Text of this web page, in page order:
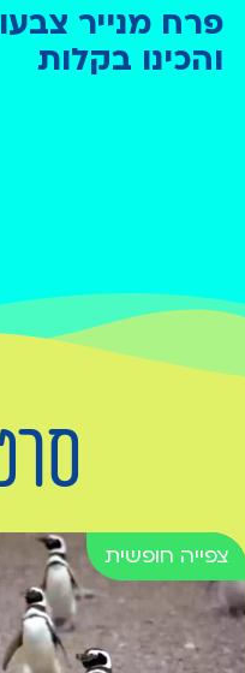
פרח מנייר
והכינו בקלות